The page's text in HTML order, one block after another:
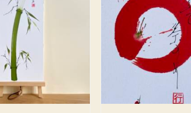
AL CARRELLO
DETTAGLI